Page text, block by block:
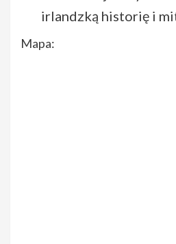
irlandzką historię i
Mapa: